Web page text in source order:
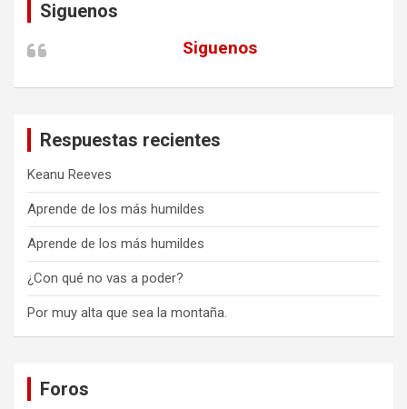
Siguenos
Siguenos
Respuestas recientes
Keanu Reeves
Aprende de los más humildes
Aprende de los más humildes
¿Con qué no vas a poder?
Por muy alta que sea la montaña.
Foros